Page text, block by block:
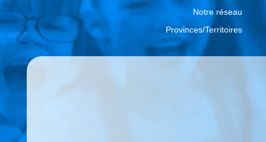
Notre réseau
Provinces/Territoires